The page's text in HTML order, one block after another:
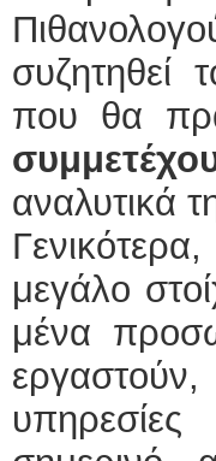
συζητηθεί
που θα
αναλυτικά
μεγάλο
μένα